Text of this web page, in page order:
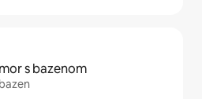
s bazenom